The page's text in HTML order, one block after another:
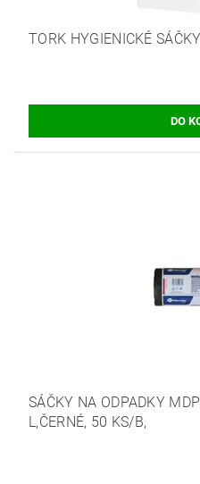
TORK HYGIENICKÉ
SÁČKY NA ODPADKY
L,ČERNÉ, 50 KS/B,